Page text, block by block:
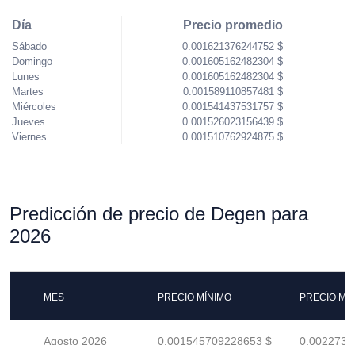
Día
Sábado
Domingo
Lunes
Martes
Miércoles
Jueves
Viernes
Precio promedio
0.001621376244752 $
0.001605162482304 $
0.001605162482304 $
0.001589110857481 $
0.001541437531757 $
0.001526023156439 $
0.001510762924875 $
Predicción de precio de Degen para
2026
MES PRECIO MÍNIMO PRECIO
Agosto 2026 0.001545709228653 $